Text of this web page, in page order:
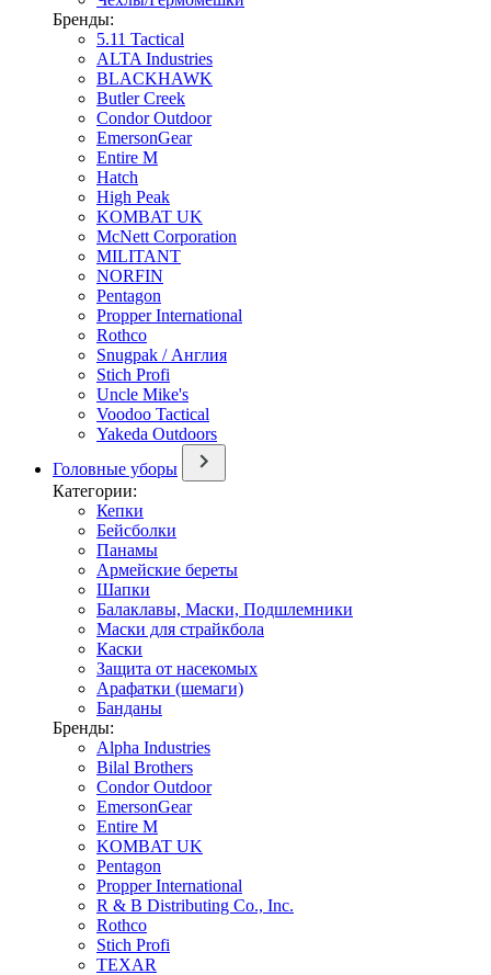
Бренды:
5.11 Tactical
ALTA Industries
BLACKHAWK
Butler Creek
Condor Outdoor
EmersonGear
Entire M
Hatch
High Peak
KOMBAT UK
McNett Corporation
MILITANT
NORFIN
Pentagon
Propper International
Rothco
Snugpak / Англия
Stich Profi
Uncle Mike's
Voodoo Tactical
Yakeda Outdoors
Головные уборы
Категории:
Кепки
Бейсболки
Панамы
Армейские береты
Шапки
Балаклавы, Маски, Подшлемники
Маски для страйкбола
Каски
Защита от насекомых
Арафатки (шемаги)
Банданы
Бренды:
Alpha Industries
Bilal Brothers
Condor Outdoor
EmersonGear
Entire M
KOMBAT UK
Pentagon
Propper International
R & B Distributing Co., Inc.
Rothco
Stich Profi
TEXAR